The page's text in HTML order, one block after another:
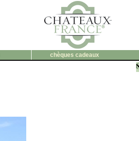
chèques cadeaux